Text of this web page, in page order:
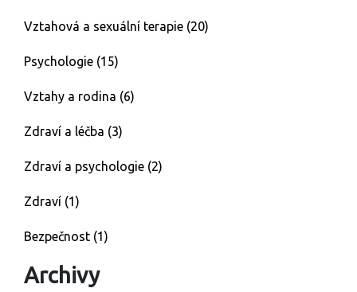
Vztahová a sexuální terapie (20)
Psychologie (15)
Vztahy a rodina (6)
Zdraví a léčba (3)
Zdraví a psychologie (2)
Zdraví (1)
Bezpečnost (1)
Archivy